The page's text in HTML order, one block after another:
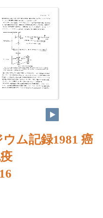
ム記録1981 癌